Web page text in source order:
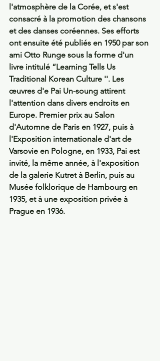
l'atmosphère de la Corée, et s'est
consacré à la promotion des chansons
et des danses coréennes. Ses efforts
ont ensuite été publiés en 1950 par son
ami Otto Runge sous la forme d'un
livre intitulé “Learning Tells Us
Traditional Korean Culture ''. Les
œuvres d'e Pai Un-soung attirent
l'attention dans divers endroits en
Europe. Premier prix au Salon
d'Automne de Paris en 1927, puis à
l'Exposition internationale d'art de
Varsovie en Pologne, en 1933, Pai est
invité, la même année, à l'exposition
de la galerie Kutret à Berlin, puis au
Musée folklorique de Hambourg en
1935, et à une exposition privée à
Prague en 1936.